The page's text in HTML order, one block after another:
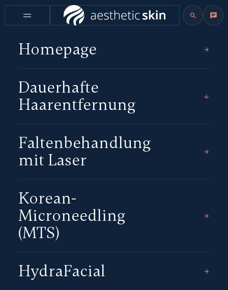
Homepage
Dauerhafte
Haarentfernung
Faltenbehandlung
mit Laser
Korean-
Microneedling
(MTS)
HydraFacial